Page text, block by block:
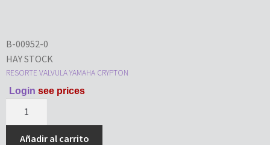
B-00952-0
HAY STOCK
RESORTE VALVULA YAMAHA CRYPTON
Login see prices
Añadir al carrito